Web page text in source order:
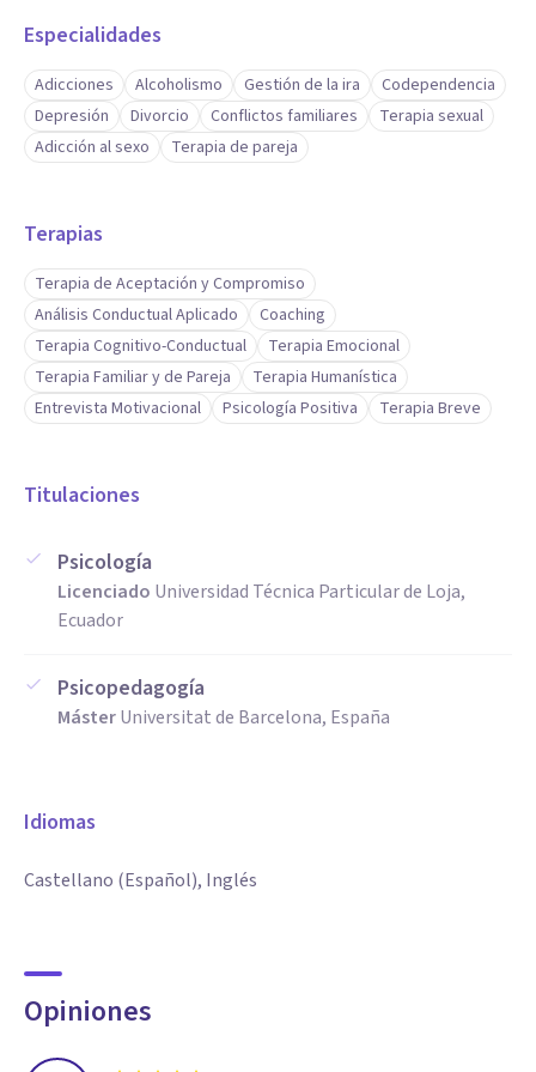
deseo y la energía erótica en tus vínculos íntimos.
🎯 𝗖𝗼𝗮𝗰𝗵𝗶𝗻𝗴 𝗽𝗮𝗿𝗮 𝗛𝗼𝗺𝗯𝗿𝗲𝘀: conecta con tu
propósito, autenticidad y poder masculino sano.
📞 𝗔𝗴𝗲𝗻𝗱𝗮 𝘁𝘂 𝗲𝘀𝗽𝗮𝗰𝗶𝗼 𝗵𝗼𝘆. ¡𝗝𝘂𝗻𝘁𝗼𝘀 𝗽𝗼𝗱𝗲𝗺𝗼𝘀
Especialidades
Adicciones Alcoholismo Gestión de la ira
Codependencia
Depresión
Divorcio Conflictos familiares
Terapia sexual
Adicción al sexo
Terapia de pareja
Terapias
Terapia de Aceptación y Compromiso
Análisis Conductual Aplicado
Coaching
Terapia Cognitivo-Conductual
Terapia Emocional
Terapia Familiar y de Pareja
Terapia Humanística
Entrevista Motivacional
Psicología Positiva Terapia Breve
Titulaciones
Psicología
Licenciado Universidad Técnica Particular de Loja,
Ecuador
Psicopedagogía
MásterUniversitat de Barcelona, España
Idiomas
Castellano (Español), Inglés
Opiniones